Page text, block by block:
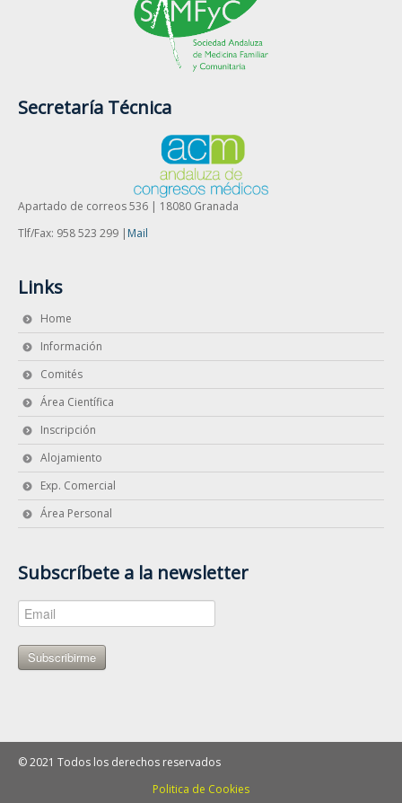
Secretaría Técnica
Apartado de correos 536 | 18080 Granada
Tlf/Fax: 958 523 299 | Mail
Links
Home
Información
Comités
Área Científica
Inscripción
Alojamiento
Exp. Comercial
Área Personal
Subscríbete a la newsletter
Subscribirme
© 2021 Todos los derechos reservados
Politica de Cookies